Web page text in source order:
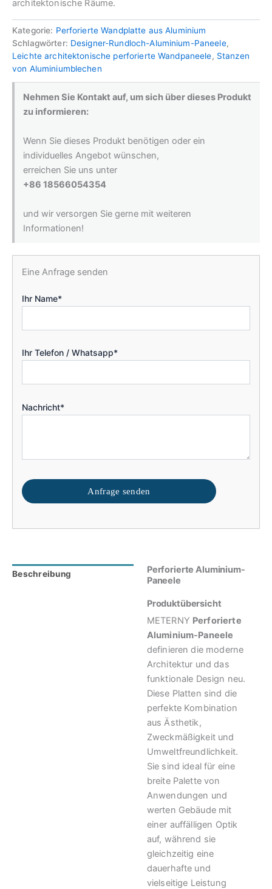
architektonische Räume.
Kategorie: Perforierte Wandplatte aus Aluminium
Schlagwörter: Designer-Rundloch-Aluminium-Paneele,
Leichte architektonische perforierte Wandpaneele, Stanzen
von Aluminiumblechen
Nehmen Sie Kontakt auf, um sich über dieses Produkt
zu informieren:
Wenn Sie dieses Produkt benötigen oder ein
individuelles Angebot wünschen,
erreichen Sie uns unter
+86 18566054354
und wir versorgen Sie gerne mit weiteren
Informationen!
Eine Anfrage senden
Ihr Name*
Ihr Telefon / Whatsapp*
Nachricht*
Anfrage senden
Beschreibung Bewertungen (0)
Perforierte Aluminium-
Paneele
Produktübersicht
METERNY Perforierte
Aluminium-Paneele
definieren die moderne
Architektur und das
funktionale Design neu.
Diese Platten sind die
perfekte Kombination
aus Ästhetik,
Zweckmäßigkeit und
Umweltfreundlichkeit.
Sie sind ideal für eine
breite Palette von
Anwendungen und
werten Gebäude mit
einer auffälligen Optik
auf, während sie
gleichzeitig eine
dauerhafte und
vielseitige Leistung